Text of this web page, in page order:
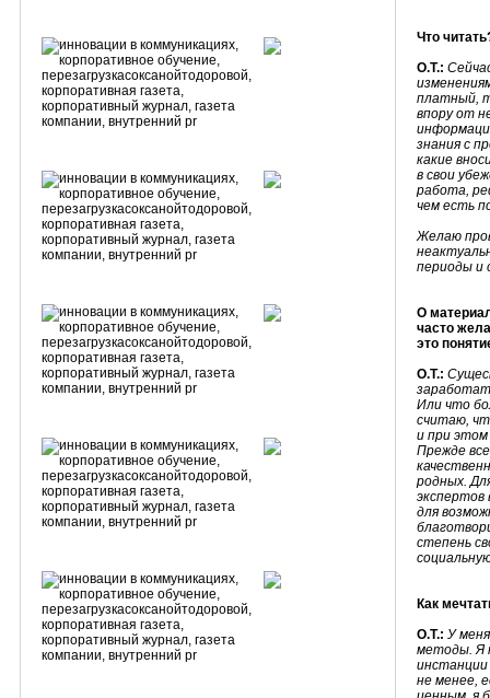
Что
О.Т.:
платный,
впору от
знания с
какие
в свои
работа,
чем есть
Желаю
периоды и
О
часто
это
О.Т.:
Или что
считаю,
и при этом
Прежде
родных.
экспертов
для
степень
Как
О.Т.: У
методы. Я
инстанции
не менее,